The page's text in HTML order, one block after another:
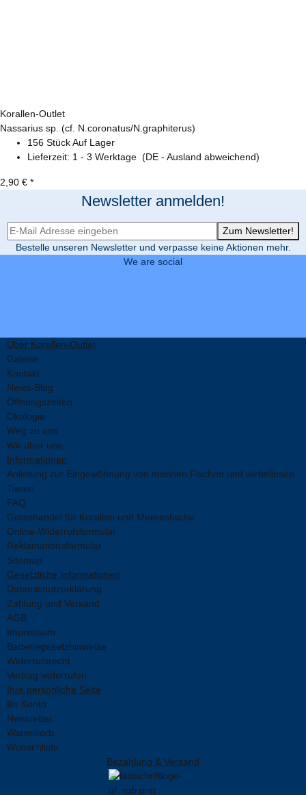
Korallen-Outlet
Nassarius sp. (cf. N.coronatus/N.graphiterus)
156 Stück Auf Lager
Lieferzeit: 1 - 3 Werktage (DE - Ausland abweichend)
2,90 € *
Newsletter anmelden!
Newsletter-Registrierung
Zum Newsletter!
Bestelle unseren Newsletter und verpasse keine Aktionen mehr.
We are social
Über Korallen-Outlet
Galerie
Kontakt
News-Blog
Öffnungszeiten
Ökologie
Weg zu uns
Wir über uns
Informationen
Anleitung zur Eingewöhnung von marinen Fischen und wirbellosen
Tieren
FAQ
Grosshandel für Korallen und Meeresfische
Online-Widerrufsformular
Reklamationsformular
Sitemap
Gesetzliche Informationen
Datenschutzerklärung
Zahlung und Versand
AGB
Impressum
Batteriegesetzhinweise
Widerrufsrecht
Vertrag widerrufen
Ihre persönliche Seite
Ihr Konto
Newsletter
Warenkorb
Wunschliste
Bezahlung & Versand